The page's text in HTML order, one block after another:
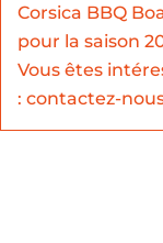
Corsica BBQ
pour la saison
Vous êtes
: contactez-